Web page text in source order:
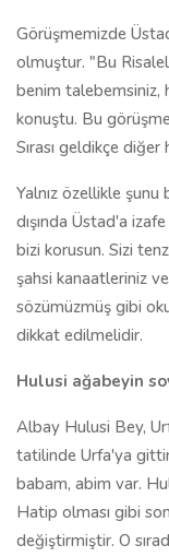
Görüşmemizde
olmuştur. "Bu
benim talebemsiniz,
konuştu. Bu
Sırası geldikçe diğer
Yalnız özellikle şunu
dışında Üstad'a
bizi korusun. Sizi
şahsi kanaatleriniz
sözümüzmüş gibi
dikkat edilmelidir.
Hulusi ağabeyin
Albay Hulusi Bey,
tatilinde Urfa'ya
babam, abim var.
Hatip olması gibi
değiştirmiştir. O